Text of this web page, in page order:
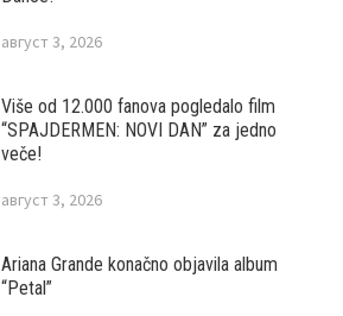
август 3, 2026
Više od 12.000 fanova pogledalo film
“SPAJDERMEN: NOVI DAN” za jedno
veče!
август 3, 2026
Ariana Grande konačno objavila album
“Petal”